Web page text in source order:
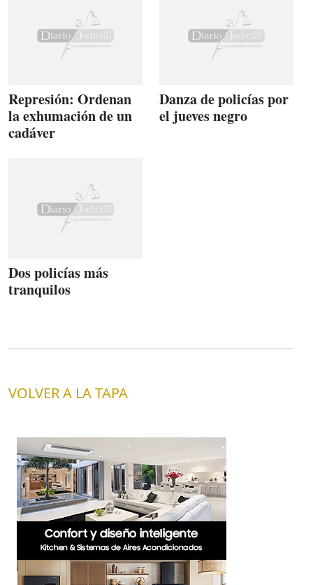
Represión: Ordenan
la exhumación de un
cadáver
Danza de policías por
el jueves negro
Dos policías más
tranquilos
VOLVER A LA TAPA